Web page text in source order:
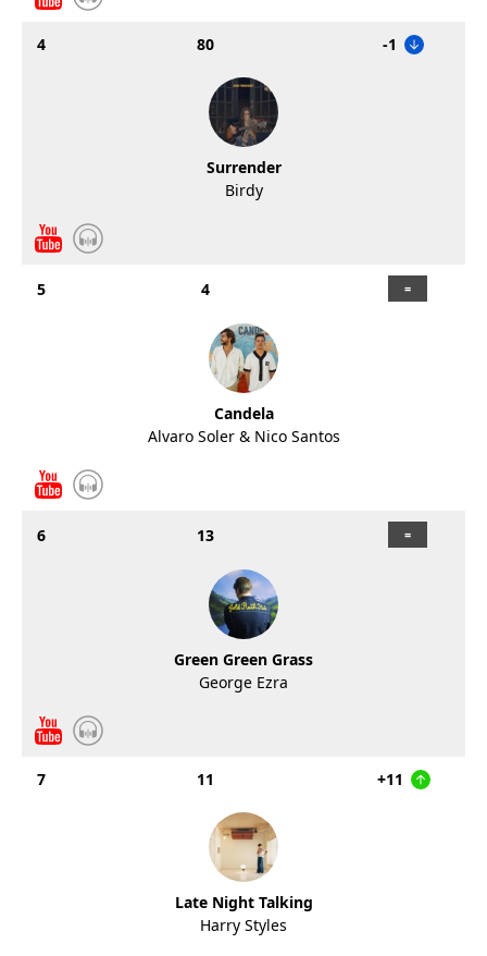
4 80 -1
Surrender
Birdy
5 4
Candela
Alvaro Soler & Nico Santos
6 13
Green Green Grass
George Ezra
7 11 +11
Late Night Talking
Harry Styles